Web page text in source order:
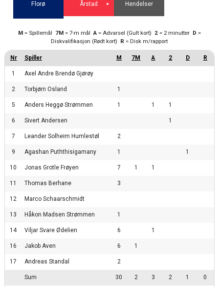
Florø Årstad Hendelser
1 Axel Andre Brendø Gjørøy
2 Torbjørn Osland 1
5 Anders Heggø Strømmen 1 1 1
6 Sivert Andersen 1
7 Leander Solheim Humlestøl 2
9 Agashan Puththisigamany 1 1
10 Jonas Grotle Frøyen 7 1 1
11 Thomas Berhane 3
12 Marco Schaarschmidt
13 Håkon Madsen Strømmen 1
14 Viljar Svare Ødelien 6 1
16 Jakob Aven 6 1
17 Andreas Standal 2
Sum 30 2 3 2 1 0
M= Spillemål 7M= 7-m mål A= Advarsel (Gult kort) 2= 2 minutter D =
Diskvalifikasjon (Rødt kort) R = Disk m/rapport